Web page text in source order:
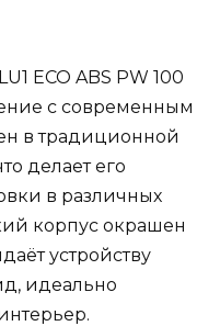
ECO ABS PW 100
с современным
в традиционной
делает его
в различных
корпус окрашен
устройству
идеально